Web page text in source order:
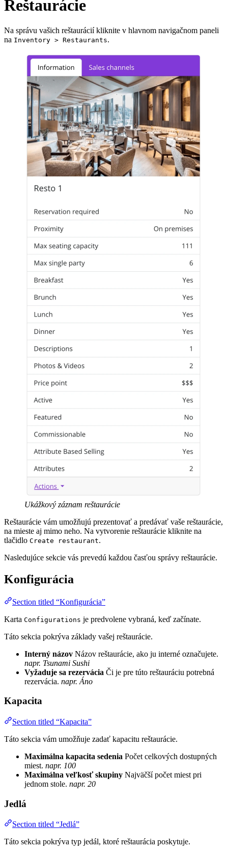
Reštaurácie
Na správu vašich reštaurácií kliknite v hlavnom navigačnom paneli
na Inventory > Restaurants.
Ukážkový záznam reštaurácie
Reštaurácie vám umožňujú prezentovať a predávať vaše reštaurácie,
na mieste aj mimo neho. Na vytvorenie reštaurácie kliknite na
tlačidlo Create restaurant.
Nasledujúce sekcie vás prevedú každou časťou správy reštaurácie.
Konfigurácia
Section titled “Konfigurácia”
Karta Configurations je predvolene vybraná, keď začínate.
Táto sekcia pokrýva základy vašej reštaurácie.
Interný názov Názov reštaurácie, ako ju interné označujete.
napr. Tsunami Sushi
Vyžaduje sa rezervácia Či je pre túto reštauráciu potrebná
rezervácia. napr. Áno
Kapacita
Section titled “Kapacita”
Táto sekcia vám umožňuje zadať kapacitu reštaurácie.
Maximálna kapacita sedenia Počet celkových dostupných
miest. napr. 100
Maximálna veľkosť skupiny Najväčší počet miest pri
jednom stole. napr. 20
Jedlá
Section titled “Jedlá”
Táto sekcia pokrýva typ jedál, ktoré reštaurácia poskytuje.